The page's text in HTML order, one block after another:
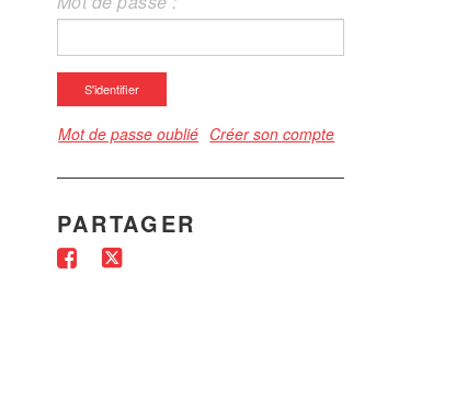
S'identifier
Mot de passe oublié Créer son compte
PARTAGER